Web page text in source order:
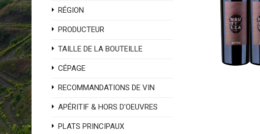
RÉGION
PRODUCTEUR
TAILLE DE LA BOUTEILLE
CÉPAGE
RECOMMANDATIONS DE VIN
APÉRITIF & HORS D'OEUVRES
PLATS PRINCIPAUX